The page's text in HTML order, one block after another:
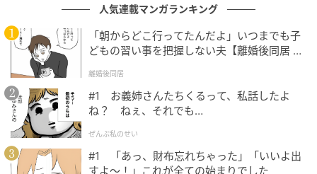
場の流れの微妙なズレにいち早く気づいています。た
だし、それを「気にしすぎ」「考えすぎ」と思い込
み、強みとして認識していない場合が多いでしょう。
その勘の鋭さは、トラブルを未然に防ぎ、物事を良い
方向へ軌道修正する力。言葉にしなくても、流れを整
えている縁の下の存在です。
人気連載マンガランキング
「朝からどこ行ってたんだよ」いつまでも子
どもの習い事を把握しない夫【離婚後同居 Vo
離婚後同居
#1 お義姉さんたちくるって、私話したよ
ね？ ねぇ、それでも…
ぜんぶ私のせい
#1 「あっ、財布忘れちゃった」「いいよ出
すよ〜！」これが全ての始まりでした